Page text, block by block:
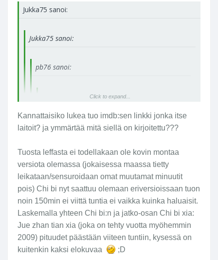
Jukka75 sanoi:
Jukka75 sanoi:
pb76 sanoi:
Jukka75 sanoi:
Jukka75 sanoi:
On tossa jo muutama suokki
noita monia.
Jos tykkää suurista ja mahtavista
leffoista kuten Gladiator, sitten
kannattaa ehdottomasti katsastaa
Chi bi aka. Red Cliff. Kyseinen
Click to expand...
Click to expand...
Mistäs tuon viisi tuntia repäisit
alkuperäinen kiinalainen versio imdb:ssa,
kestoa 146min..
Click to expand...
Elokuva-arvostelu: Red Cliff
Click to expand...
Click to expand...
Kannattaisiko lukea tuo imdb:sen linkki jonka itse
laitoit? ja ymmärtää mitä siellä on kirjoitettu???
Tuosta leffasta ei todellakaan ole kovin montaa
versiota olemassa (jokaisessa maassa tietty
leikataan/sensuroidaan omat muutamat minuutit
pois) Chi bi nyt saattuu olemaan eriversioissaan tuon
noin 150min ei viittä tuntia ei vaikka kuinka haluaisit.
Laskemalla yhteen Chi bi:n ja jatko-osan Chi bi xia:
Jue zhan tian xia (joka on tehty vuotta myöhemmin
2009) pituudet päästään viiteen tuntiin, kysessä on
kuitenkin kaksi elokuvaa
;D